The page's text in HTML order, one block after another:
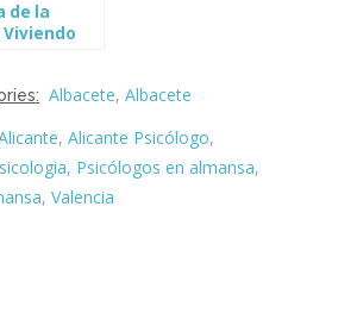
de la
Viviendo
Albacete, Albacete
, Alicante Psicólogo,
, Psicólogos en almansa,
, Valencia